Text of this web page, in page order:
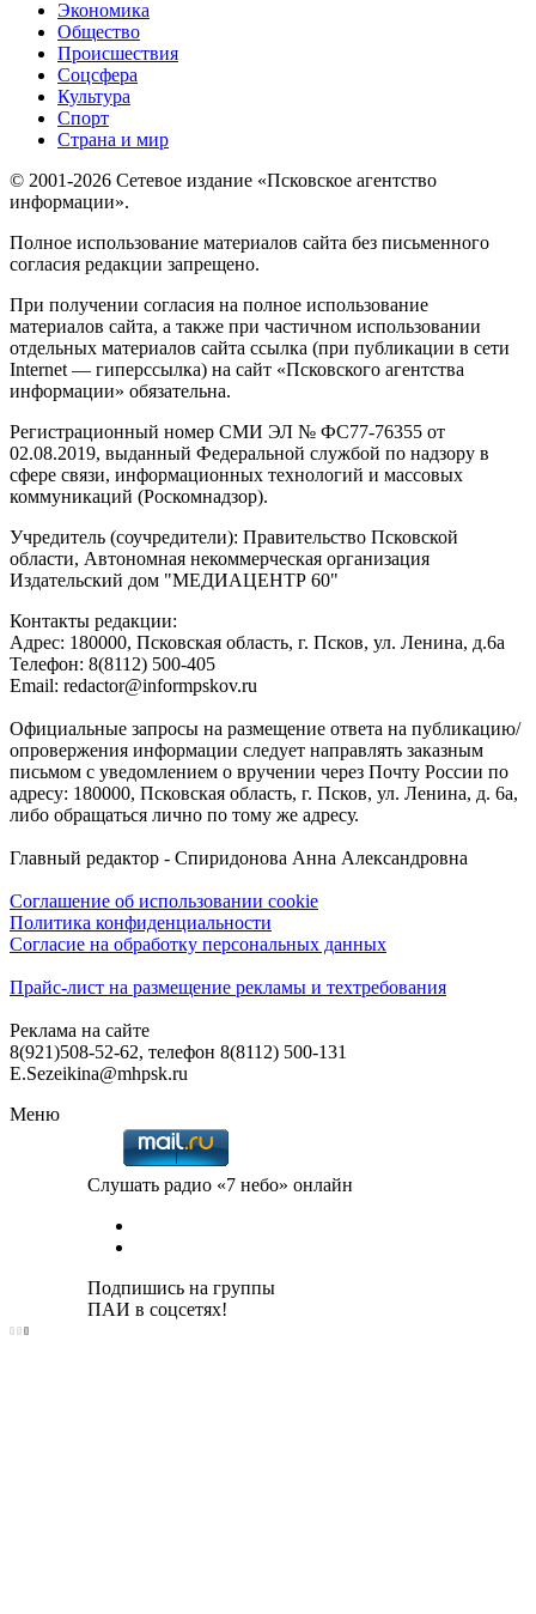
Экономика
Общество
Происшествия
Соцсфера
Культура
Спорт
Страна и мир
© 2001-2026 Сетевое издание «Псковское агентство
информации».
Полное использование материалов сайта без письменного
согласия редакции запрещено.
При получении согласия на полное использование
материалов сайта, а также при частичном использовании
отдельных материалов сайта ссылка (при публикации в сети
Internet — гиперссылка) на сайт «Псковского агентства
информации» обязательна.
Регистрационный номер СМИ ЭЛ № ФС77-76355 от
02.08.2019, выданный Федеральной службой по надзору в
сфере связи, информационных технологий и массовых
коммуникаций (Роскомнадзор).
Учредитель (соучредители): Правительство Псковской
области, Автономная некоммерческая организация
Издательский дом "МЕДИАЦЕНТР 60"
Контакты редакции:
Адреc: 180000, Псковская область, г. Псков, ул. Ленина, д.6а
Телефон: 8(8112) 500-405
Email: redactor@informpskov.ru
Официальные запросы на размещение ответа на публикацию/
опровержения информации следует направлять заказным
письмом с уведомлением о вручении через Почту России по
адресу: 180000, Псковская область, г. Псков, ул. Ленина, д. 6а,
либо обращаться лично по тому же адресу.
Главный редактор - Спиридонова Анна Александровна
Соглашение об использовании cookie
Политика конфиденциальности
Согласие на обработку персональных данных
Прайс-лист на размещение рекламы и техтребования
Реклама на сайте
8(921)508-52-62, телефон 8(8112) 500-131
E.Sezeikina@mhpsk.ru
Меню
Слушать радио «7 небо» онлайн
Подпишись на группы
ПАИ в соцсетях!